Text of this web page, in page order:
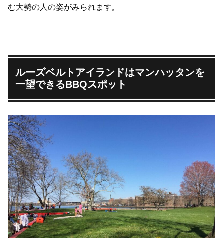
む大勢の人の姿がみられます。
ルーズベルトアイランドはマンハッタンを
一望できるBBQスポット